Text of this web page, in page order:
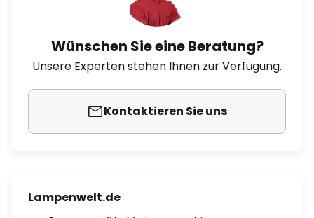
Wünschen Sie eine Beratung?
Unsere Experten stehen Ihnen zur Verfügung.
Kontaktieren Sie uns
Lampenwelt.de